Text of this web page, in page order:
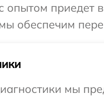
приедет
обеспечим
мы